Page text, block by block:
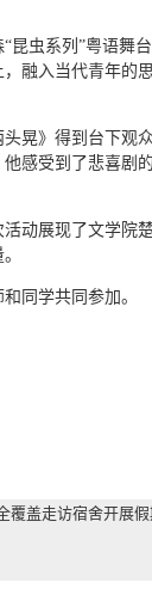
昆虫系列”粤语舞
融入当代青年的
晃》得到台下观
感受到了悲喜剧
动展现了文学院
同学共同参加。
盖走访宿舍开展假